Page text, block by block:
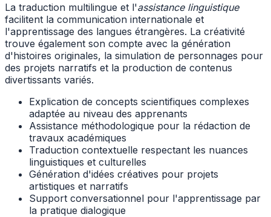
La traduction multilingue et l'assistance linguistique
facilitent la communication internationale et
l'apprentissage des langues étrangères. La créativité
trouve également son compte avec la génération
d'histoires originales, la simulation de personnages pour
des projets narratifs et la production de contenus
divertissants variés.
Explication de concepts scientifiques complexes
adaptée au niveau des apprenants
Assistance méthodologique pour la rédaction de
travaux académiques
Traduction contextuelle respectant les nuances
linguistiques et culturelles
Génération d'idées créatives pour projets
artistiques et narratifs
Support conversationnel pour l'apprentissage par
la pratique dialogique